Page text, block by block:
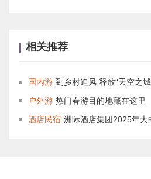
相关推荐
国内游 到乡村追风 释放“天空之
户外游 热门春游目的地藏在这里
酒店民宿 洲际酒店集团2025年大